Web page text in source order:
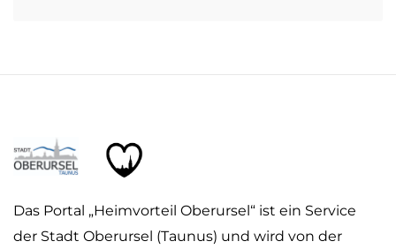
Das Portal „Heimvorteil Oberursel“ ist ein Service
der Stadt Oberursel (Taunus) und wird von der